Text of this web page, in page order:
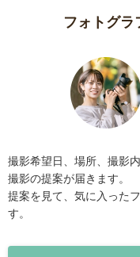
フォトグラ
撮影希望日、場所、撮影
撮影の提案が届きます。
提案を見て、気に入った
す。